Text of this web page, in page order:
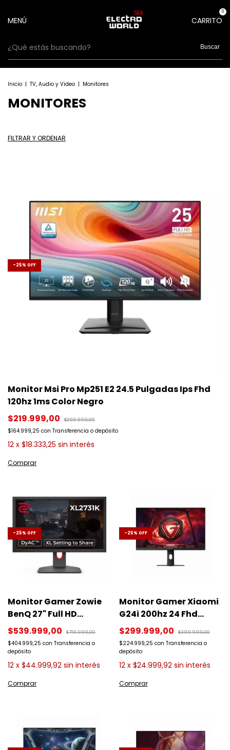
MENÚ CARRITO
0
Buscar
Inicio | TV, Audio y Video | Monitores
MONITORES
FILTRAR Y ORDENAR
-25%OFF
Monitor Msi Pro Mp251 E2 24.5 Pulgadas Ips Fhd
120hz 1ms Color Negro
$219.999,00
$293.999,00
$164.999,25 con Transferencia o depósito
12 x $18.333,25 sin interés
-25%OFF
Monitor Gamer Zowie
BenQ 27" Full HD
XL2731K 165hz TN
$539.999,00 $719.999,00
$404.999,25 con Transferencia o
depósito
12 x $44.999,92 sin interés
Comparar
-25%OFF
Monitor Gamer Xiaomi
G24i 200hz 24 Fhd
Color Negro 2026
$299.999,00 $399.999,00
$224.999,25 con Transferencia o
depósito
12 x $24.999,92 sin interés